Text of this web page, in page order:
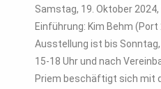
Samstag, 19. Oktober 2024,
Einführung: Kim Behm (Port
Ausstellung ist bis
15-18 Uhr und nach
Priem beschäftigt sich mit